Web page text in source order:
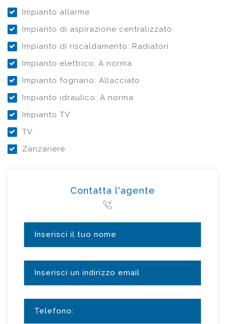
Impianto allarme
Impianto di aspirazione centralizzato
Impianto di riscaldamento: Radiatori
Impianto elettrico: A norma
Impianto fognario: Allacciato
Impianto idraulico: A norma
Impianto TV
TV
Zanzariere
Contatta l'agente